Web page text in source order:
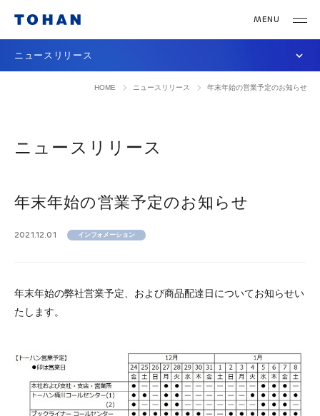
ニュースリリース
HOME ニュースリリース 年末年始の営業予定のお知らせ
ニュースリリース
年末年始の営業予定のお知らせ
2021.12.01 インフォメーション
年末年始の弊社営業予定、および商品配達日についてお知らせい
たします。